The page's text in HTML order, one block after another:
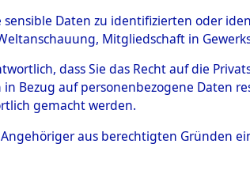
Kommando
Personnes
sensible Daten zu identifizierten oder
Mitgliedschaft in
dass Sie das Recht auf die
Bezug auf personenbezogene Daten
gemacht werden.
Angehöriger aus berechtigten